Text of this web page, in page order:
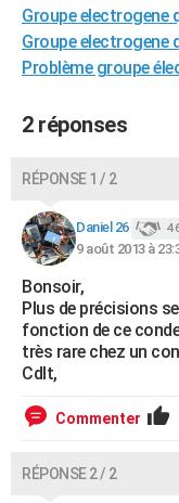
Destinations
City break
Voyage nature
Voyage de noces
Forum
Climat
+PHOTO
GUIDES D'ACHAT
BONS PLANS
Dictionnaire
Biographies
Citations
Expressions
Proverbes
PROGRAMME TV
COPAINS D'AVANT
S'inscrire
Se connecter
Lycées
Collèges
Primaires
Universités
Entreprises
Service militaire
Avis de recherche
AVIS DE DÉCÈS
FORUM
Bricolage
Lifestyle
Culture
Sport
Auto
Television
Voyage
Cinema
Groupe electrogene
Groupe electrogene
Problème groupe
2 réponses
RÉPONSE 1 / 2
Daniel 26 4
9 août 2013 à
Bonsoir,
Plus de précisions
fonction de ce
très rare chez un
Cdlt,
Commenter
RÉPONSE 2 / 2